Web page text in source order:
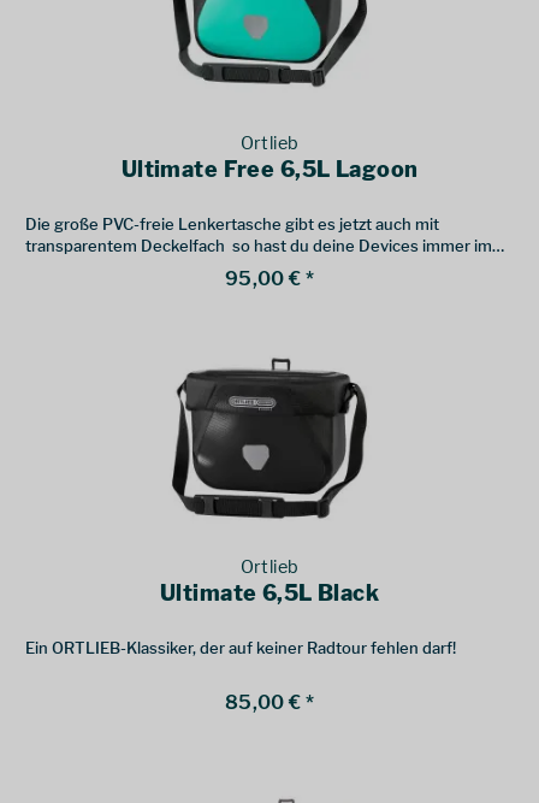
Ortlieb
Ultimate Free 6,5L Lagoon
Die große PVC-freie Lenkertasche gibt es jetzt auch mit
transparentem Deckelfach  so hast du deine Devices immer im
95,00 € *
Ortlieb
Ultimate 6,5L Black
Ein ORTLIEB-Klassiker, der auf keiner Radtour fehlen darf!
85,00 € *